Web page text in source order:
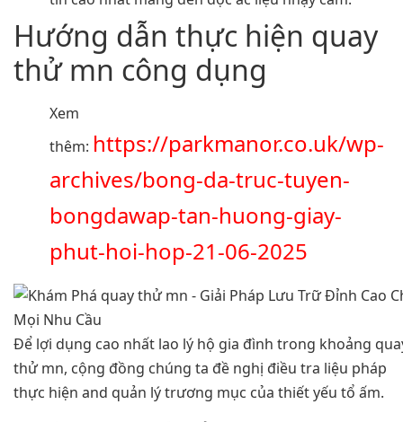
Hướng dẫn thực hiện quay
thử mn công dụng
Xem
thêm: https://parkmanor.co.uk/wp-
archives/bong-da-truc-tuyen-
bongdawap-tan-huong-giay-
phut-hoi-hop-21-06-2025
Để lợi dụng cao nhất lao lý hộ gia đình trong khoảng
thử mn, cộng đồng chúng ta đề nghị điều tra liệu pháp
thực hiện and quản lý trương mục của thiết yếu tổ ấm.